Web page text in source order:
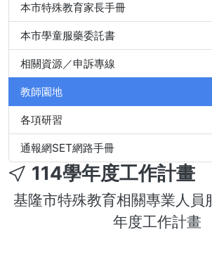
本市特殊教育家長手冊
本市學童服藥委託書
相關資源／申訴專線
教師園地
各項研習
通報網SET網路手冊
114學年度工作計畫
基隆市特殊教育相關專業人員
年度工作計畫